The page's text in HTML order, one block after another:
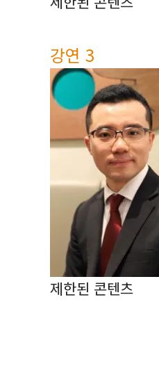
강연 3
제한된 콘텐츠